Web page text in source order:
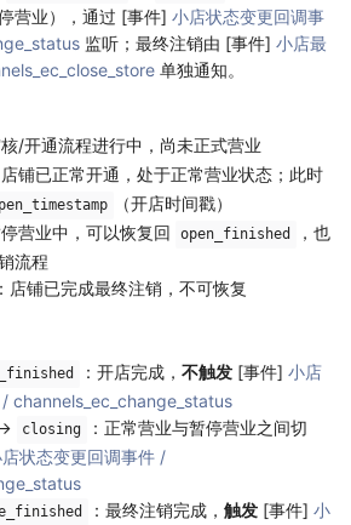
营业），通过 [事件] 小店状态变更回调事
监听；最终注销由 [事件] 小店最
单独通知。
核/开通流程进行中，尚未正式营业
店铺已正常开通，处于正常营业状态；此时
（开店时间戳）
停营业中，可以恢复回 open_finished
，也
流程
：店铺已完成最终注销，不可恢复
：开店完成， 不触发 [事件] 小店
channels_ec_change_status
closing
：正常营业与暂停营业之间切
状态变更回调事件 /
：最终注销完成， 触发 [事件] 小